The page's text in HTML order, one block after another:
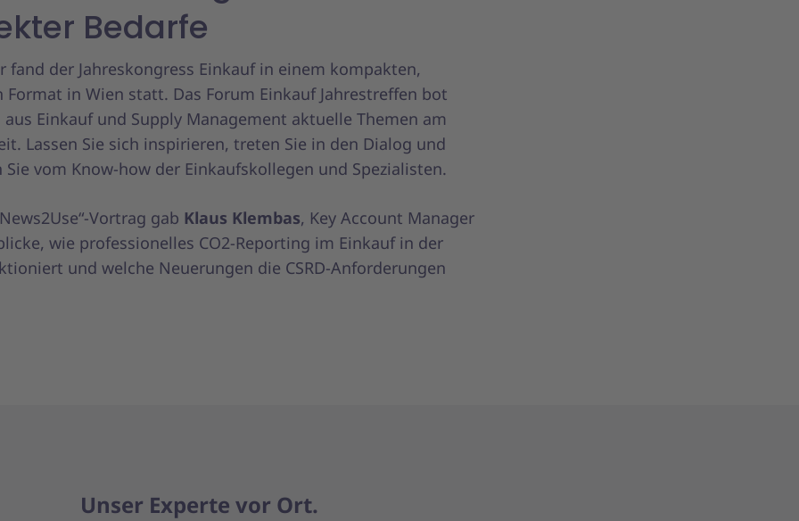
Bedarfe
fand der Jahreskongress Einkauf in einem kompakten,
Format in Wien statt. Das Forum Einkauf Jahrestreffen bot
Einkauf und Supply Management aktuelle Themen am
Lassen Sie sich inspirieren, treten Sie in den Dialog und
vom Know-how der Einkaufskollegen und Spezialisten.
Vortrag gab Klaus Klembas, Key Account Manager
wie professionelles CO2-Reporting im Einkauf in der
und welche Neuerungen die CSRD-Anforderungen
Unser Experte vor Ort.